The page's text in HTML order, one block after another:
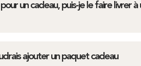
un cadeau, puis-je le faire livrer
ajouter un paquet cadeau